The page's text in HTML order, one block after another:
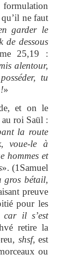
ne faut
garder le
de dessous
25,19 :
alentour,
tu
»
et on le
roi Saül :
la route
voue-le à
hommes et
». (1Samuel
gros bétail,
preuve
pour les
il s’est
retire la
shsf,est
ou